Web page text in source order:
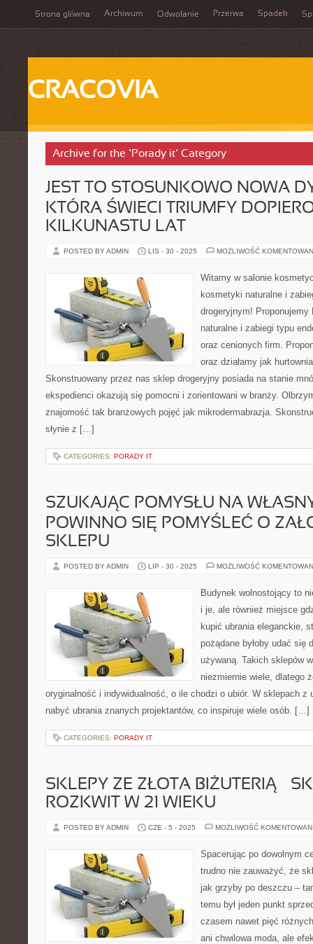
Strona główna Archiwum Odwołanie Przerwa Spadek
CRACOVIA
Archive for the ‘Porady it’ Category
JEST TO STOSUNKOWO NOWA
KTÓRA ŚWIECI TRIUMFY
KILKUNASTU LAT
POSTED BY ADMIN LIS - 30 - 2025 MOŻLIWOŚĆ
Witamy w salonie
kosmetyki naturalne i
drogeryjnym!
naturalne i zabiegi typu
oraz cenionych firm.
oraz działamy jak
Skonstruowany przez nas sklep drogeryjny posiada na stanie
ekspedienci okazują się pomocni i zorientowani w branży.
znajomość tak branżowych pojęć jak mikrodermabrazja.
słynie z […]
CATEGORIES: PORADY IT
SZUKAJĄC POMYSŁU NA
POWINNO SIĘ POMYŚLEĆ O
SKLEPU
POSTED BY ADMIN LIP - 30 - 2025 MOŻLIWOŚĆ
Budynek wolnostojący to
i je, ale również miejsce
kupić ubrania eleganckie,
pożądane byłoby udać się
używaną. Takich sklepów
niezmiernie wiele, dlatego
oryginalność i indywidualność, o ile chodzi o ubiór. W sklepach z
nabyć ubrania znanych projektantów, co inspiruje wiele osób. […]
CATEGORIES: PORADY IT
SKLEPY ZE ZŁOTA BIŻUTERIĄ –
ROZKWIT W 21 WIEKU
POSTED BY ADMIN CZE - 5 - 2025 MOŻLIWOŚĆ
Spacerując po dowolnym
trudno nie zauważyć, że
jak grzyby po deszczu –
temu był jeden punkt
czasem nawet pięć
ani chwilowa moda, ale